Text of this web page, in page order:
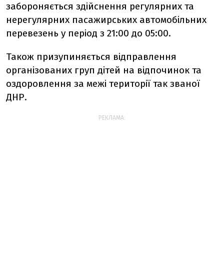
забороняється здійснення регулярних та
нерегулярних пасажирських автомобільних
перевезень у період з 21:00 до 05:00.
Також призупиняється відправлення
організованих груп дітей на відпочинок та
оздоровлення за межі території так званої
ДНР.
РЕКЛАМА: